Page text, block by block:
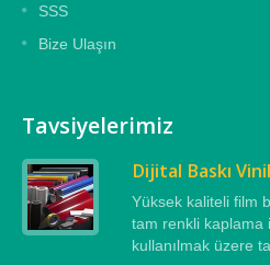
SSS
Bize Ulaşın
Tavsiyelerimiz
Dijital Baskı
Yüksek kaliteli film
tam renkli kaplama
kullanılmak üzere